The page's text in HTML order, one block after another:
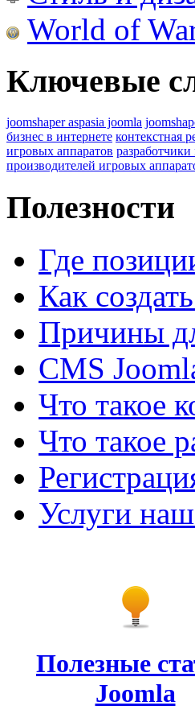
World of
Ключевые
joomshaper aspasia joomla
бизнес в интернете контекстная
игровых аппаратов
производителей игровых
Полезности
Где
Как
Причины
CMS
Что такое
Что такое
Услуги
Полезные
Joomla